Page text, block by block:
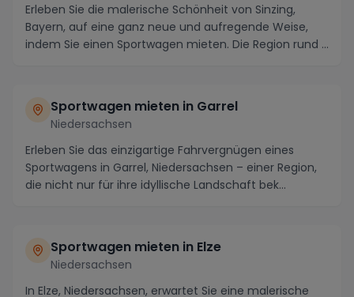
Erleben Sie die malerische Schönheit von Sinzing,
Bayern, auf eine ganz neue und aufregende Weise,
indem Sie einen Sportwagen mieten. Die Region rund ...
Sportwagen mieten in Garrel
Niedersachsen
Erleben Sie das einzigartige Fahrvergnügen eines
Sportwagens in Garrel, Niedersachsen – einer Region,
die nicht nur für ihre idyllische Landschaft bek...
Sportwagen mieten in Elze
Niedersachsen
In Elze, Niedersachsen, erwartet Sie eine malerische